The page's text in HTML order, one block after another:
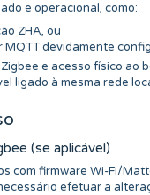
e operacional, como:
ZHA, ou
MQTT devidamente
e acesso físico ao
ligado à mesma rede
(se aplicável)
com firmware Wi-Fi/
efetuar a